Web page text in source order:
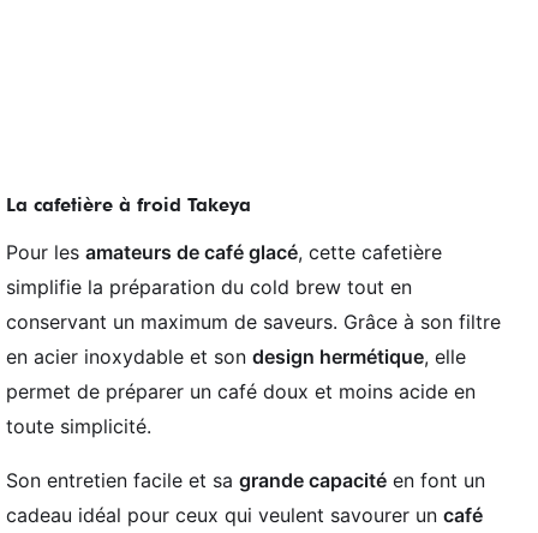
La cafetière à froid Takeya
Pour les amateurs de café glacé, cette cafetière
simplifie la préparation du cold brew tout en
conservant un maximum de saveurs. Grâce à son filtre
en acier inoxydable et son design hermétique, elle
permet de préparer un café doux et moins acide en
toute simplicité.
Son entretien facile et sa grande capacité en font un
cadeau idéal pour ceux qui veulent savourer un café